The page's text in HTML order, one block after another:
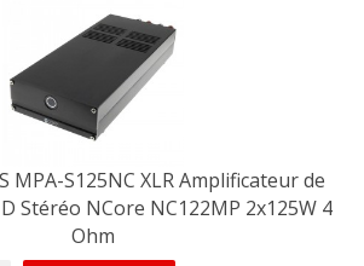
MPA-S125NC XLR Amplificateur de
Stéréo NCore NC122MP 2x125W 4
Ohm